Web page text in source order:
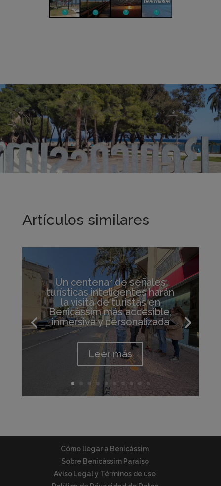
Artículos similares
Un centenar de señales
turísticas inteligentes harán
la visita de turistas en
Benicàssim más accesible,
inmersiva y personalizada
Leer más
Cómo llegar a Benicàssim
Sobre Benicàssim Paraíso
Aviso Legal y Términos de uso